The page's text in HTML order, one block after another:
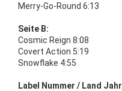
Merry-Go-Round 6:13
Seite B:
Cosmic Reign 8:08
Covert Action 5:19
Snowflake 4:55
Label Nummer / Land Jahr